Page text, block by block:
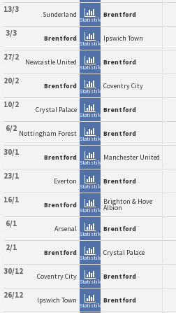
13/3 Sunderland
Statistik
Brentford
3/3 Brentford
Statistik
Ipswich Town
27/2 Newcastle United
Statistik
Brentford
20/2 Brentford
Statistik
Coventry City
10/2 Crystal Palace
Statistik
Brentford
6/2 Nottingham Forest
Statistik
Brentford
30/1 Brentford
Statistik
Manchester United
23/1 Everton
Statistik
Brentford
16/1 Brentford
Statistik
Brighton & Hove
Albion
6/1 Arsenal
Statistik
Brentford
2/1 Brentford
Statistik
Crystal Palace
30/12 Coventry City
Statistik
Brentford
26/12 Ipswich Town
Statistik
Brentford